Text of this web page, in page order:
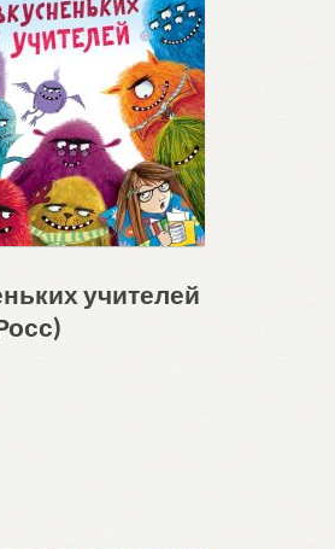
учителей